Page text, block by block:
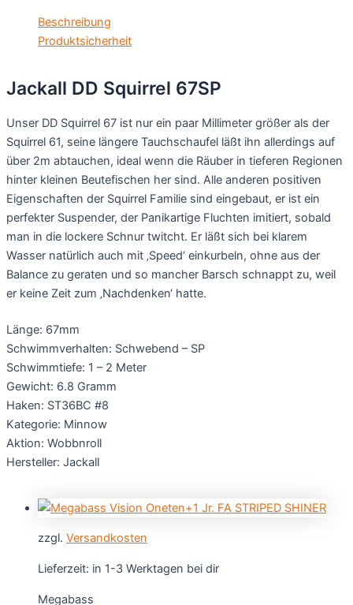
Beschreibung
Produktsicherheit
Jackall DD Squirrel 67SP
Unser DD Squirrel 67 ist nur ein paar Millimeter größer als der
Squirrel 61, seine längere Tauchschaufel läßt ihn allerdings auf
über 2m abtauchen, ideal wenn die Räuber in tieferen Regionen
hinter kleinen Beutefischen her sind. Alle anderen positiven
Eigenschaften der Squirrel Familie sind eingebaut, er ist ein
perfekter Suspender, der Panikartige Fluchten imitiert, sobald
man in die lockere Schnur twitcht. Er läßt sich bei klarem
Wasser natürlich auch mit ‚Speed‘ einkurbeln, ohne aus der
Balance zu geraten und so mancher Barsch schnappt zu, weil
er keine Zeit zum ‚Nachdenken‘ hatte.
Länge: 67mm
Schwimmverhalten: Schwebend – SP
Schwimmtiefe: 1 – 2 Meter
Gewicht: 6.8 Gramm
Haken: ST36BC #8
Kategorie: Minnow
Aktion: Wobbnroll
Hersteller: Jackall
zzgl. Versandkosten
Lieferzeit: in 1-3 Werktagen bei dir
Megabass